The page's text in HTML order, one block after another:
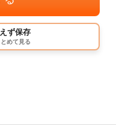
ず保存
めて見る